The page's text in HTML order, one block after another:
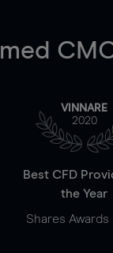
med
VINNARE
2020
Best CFD
the Year
Shares